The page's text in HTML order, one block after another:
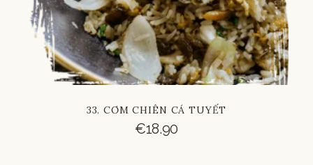
33. CƠM CHIÊN CÁ TUYẾT
€18.90